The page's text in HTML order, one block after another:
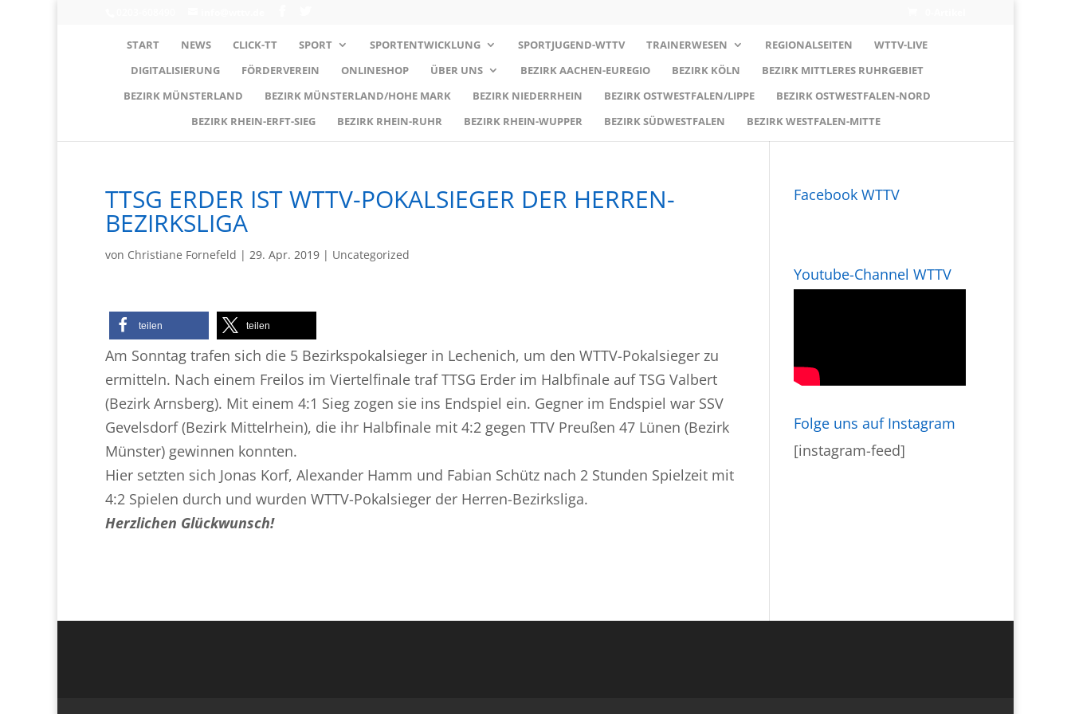
START NEWS CLICK-TT SPORT SPORTENTWICKLUNG SPORTJUGEND-WTTV TRAINERWESEN REGIONALSEITEN
WTTV-LIVE
DIGITALISIERUNG
FÖRDERVEREIN ONLINESHOP ÜBER UNS BEZIRK AACHEN-EUREGIO BEZIRK KÖLN
BEZIRK MITTLERES RUHRGEBIET
BEZIRK MÜNSTERLAND
BEZIRK MÜNSTERLAND/HOHE MARK BEZIRK NIEDERRHEIN BEZIRK OSTWESTFALEN/LIPPE
BEZIRK OSTWESTFALEN-NORD
BEZIRK RHEIN-ERFT-SIEG
BEZIRK RHEIN-RUHR BEZIRK RHEIN-WUPPER BEZIRK SÜDWESTFALEN BEZIRK WESTFALEN-MITTE
TTSG ERDER IST WTTV-POKALSIEGER DER HERREN-
BEZIRKSLIGA
von Christiane Fornefeld | 29. Apr. 2019 | Uncategorized
teilen teilen
Am Sonntag trafen sich die 5 Bezirkspokalsieger in Lechenich, um den WTTV-Pokalsieger zu
ermitteln. Nach einem Freilos im Viertelfinale traf TTSG Erder im Halbfinale auf TSG Valbert
(Bezirk Arnsberg). Mit einem 4:1 Sieg zogen sie ins Endspiel ein. Gegner im Endspiel war SSV
Gevelsdorf (Bezirk Mittelrhein), die ihr Halbfinale mit 4:2 gegen TTV Preußen 47 Lünen (Bezirk
Münster) gewinnen konnten.
Hier setzten sich Jonas Korf, Alexander Hamm und Fabian Schütz nach 2 Stunden Spielzeit mit
4:2 Spielen durch und wurden WTTV-Pokalsieger der Herren-Bezirksliga.
Herzlichen Glückwunsch!
Facebook WTTV
Youtube-Channel WTTV
Folge uns auf Instagram
[instagram-feed]